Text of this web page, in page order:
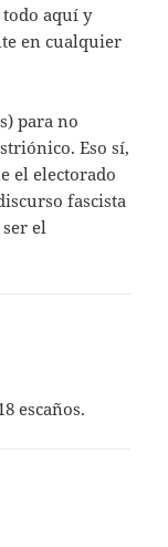
todo aquí y
en cualquier
para no
Eso sí,
el electorado
fascista
el
escaños.